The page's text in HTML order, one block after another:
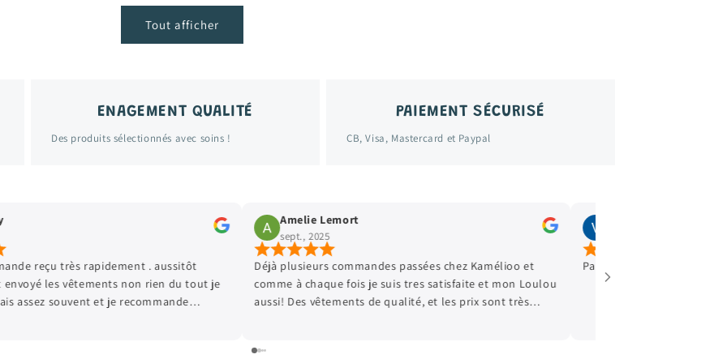
Tout afficher
ENAGEMENT QUALITÉ
Des produits sélectionnés avec soins !
PAIEMENT SÉCURISÉ
CB, Visa, Mastercard et Paypal
passées chez Kamélioo et
fois je suis tres satisfaite et mon Loulou
de qualité, et les prix sont très
Virginie Leroy
sept., 2025
Parfait comme d habitude 👍🏿
Vêtements en excellent
cadeau qui fait toujours